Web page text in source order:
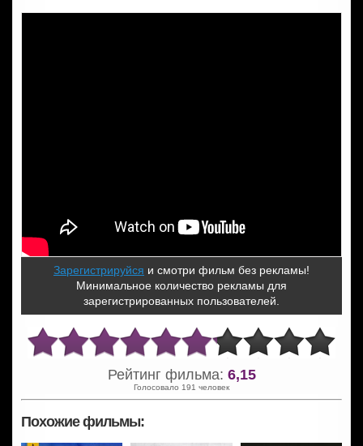
Зарегистрируйся и смотри фильм без рекламы!
Минимальное количество рекламы для
зарегистрированных пользователей.
Рейтинг фильма: 6,15
Голосовало 191 человек
Похожие фильмы: